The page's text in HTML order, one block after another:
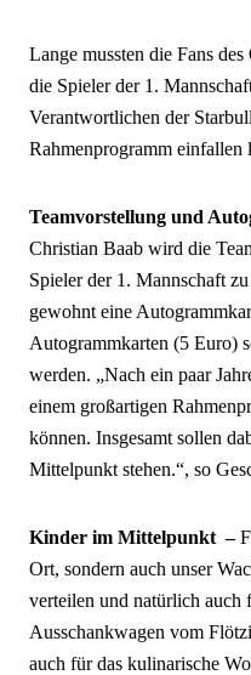
Lange mussten die Fans
die Spieler der 1.
Verantwortlichen der
Rahmenprogramm einfallen
Teamvorstellung und
Christian Baab wird die
Spieler der 1. Mannschaft
gewohnt eine
Autogrammkarten (5 Euro)
werden. „Nach ein paar
einem großartigen
können. Insgesamt sollen
Mittelpunkt stehen.“, so
Kinder im Mittelpunkt –
Ort, sondern auch unser
verteilen und natürlich auch
Ausschankwagen vom
auch für das kulinarische